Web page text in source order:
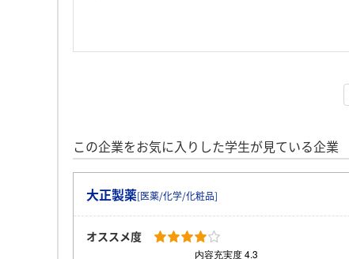
この企業をお気に入りした学生が見ている企業
大正製薬[医薬/化学/化粧品]
オススメ度